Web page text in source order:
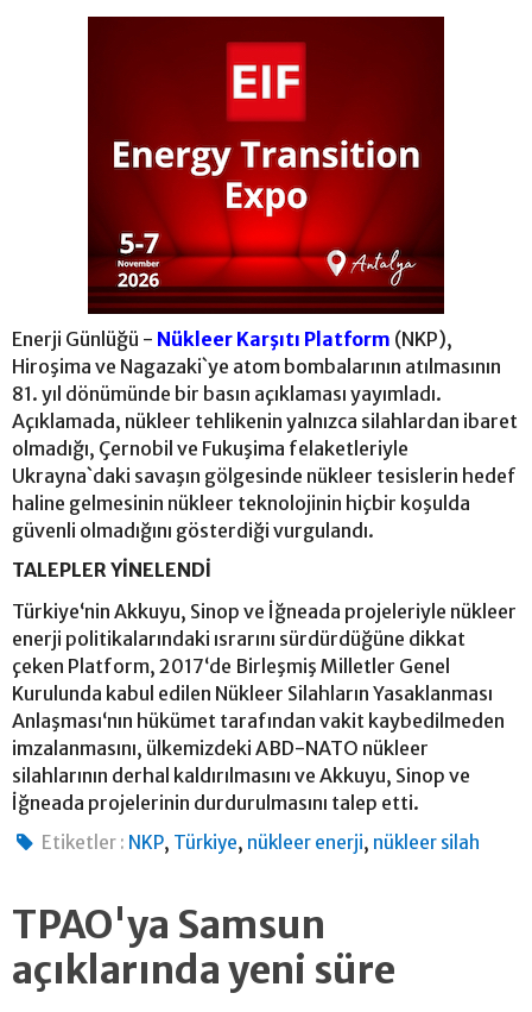
Enerji Günlüğü - Nükleer Karşıtı Platform (NKP),
Hiroşima ve Nagazaki`ye atom bombalarının atılmasının
81. yıl dönümünde bir basın açıklaması yayımladı.
Açıklamada, nükleer tehlikenin yalnızca silahlardan ibaret
olmadığı, Çernobil ve Fukuşima felaketleriyle
Ukrayna`daki savaşın gölgesinde nükleer tesislerin hedef
haline gelmesinin nükleer teknolojinin hiçbir koşulda
güvenli olmadığını gösterdiği vurgulandı.
TALEPLER YİNELENDİ
Türkiye‘nin Akkuyu, Sinop ve İğneada projeleriyle nükleer
enerji politikalarındaki ısrarını sürdürdüğüne dikkat
çeken Platform, 2017‘de Birleşmiş Milletler Genel
Kurulunda kabul edilen Nükleer Silahların Yasaklanması
Anlaşması‘nın hükümet tarafından vakit kaybedilmeden
imzalanmasını, ülkemizdeki ABD-NATO nükleer
silahlarının derhal kaldırılmasını ve Akkuyu, Sinop ve
İğneada projelerinin durdurulmasını talep etti.
Etiketler : NKP, Türkiye, nükleer enerji, nükleer silah
TPAO'ya Samsun
açıklarında yeni süre